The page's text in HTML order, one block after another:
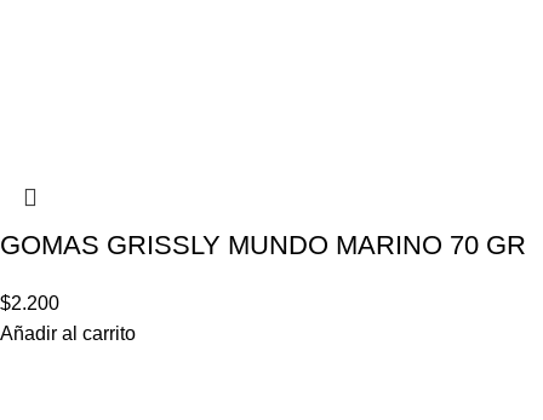
GOMAS GRISSLY MUNDO MARINO 70 GR
$2.200
Añadir al carrito